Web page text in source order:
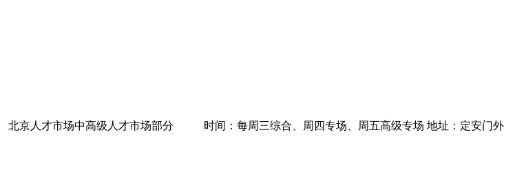
人才市场中高级人才市场部分 时间：每周三综合、周四专场、周五高级专场 地址：定安门外